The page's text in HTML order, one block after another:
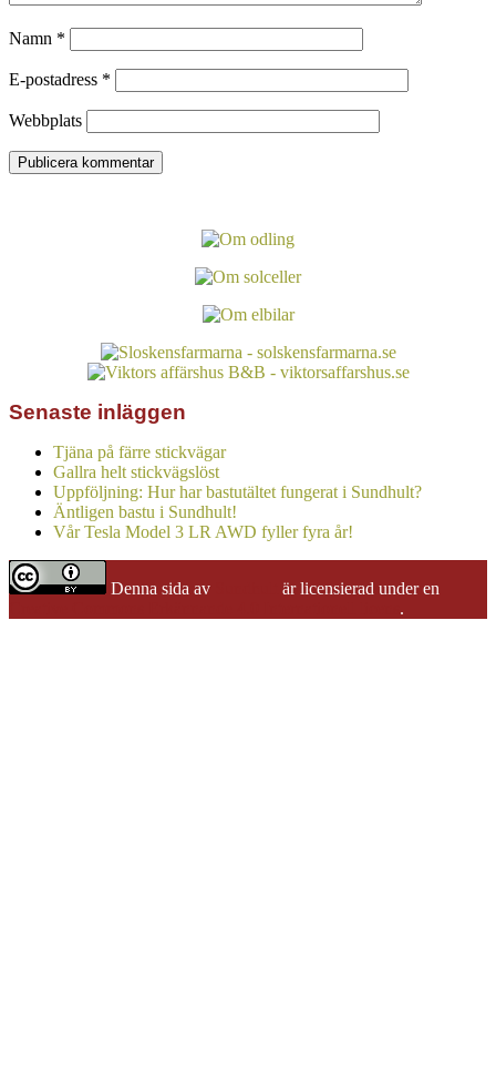
Namn *
E-postadress *
Webbplats
Senaste inläggen
Tjäna på färre stickvägar
Gallra helt stickvägslöst
Uppföljning: Hur har bastutältet fungerat i Sundhult?
Äntligen bastu i Sundhult!
Vår Tesla Model 3 LR AWD fyller fyra år!
Denna sida av
är licensierad under en
.